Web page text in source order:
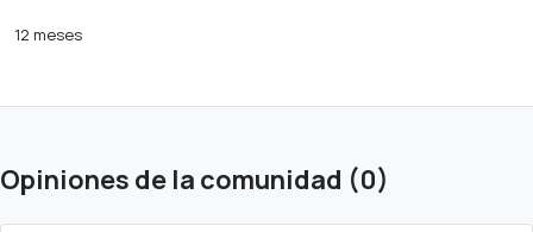
12 meses
Opiniones de la comunidad (0)